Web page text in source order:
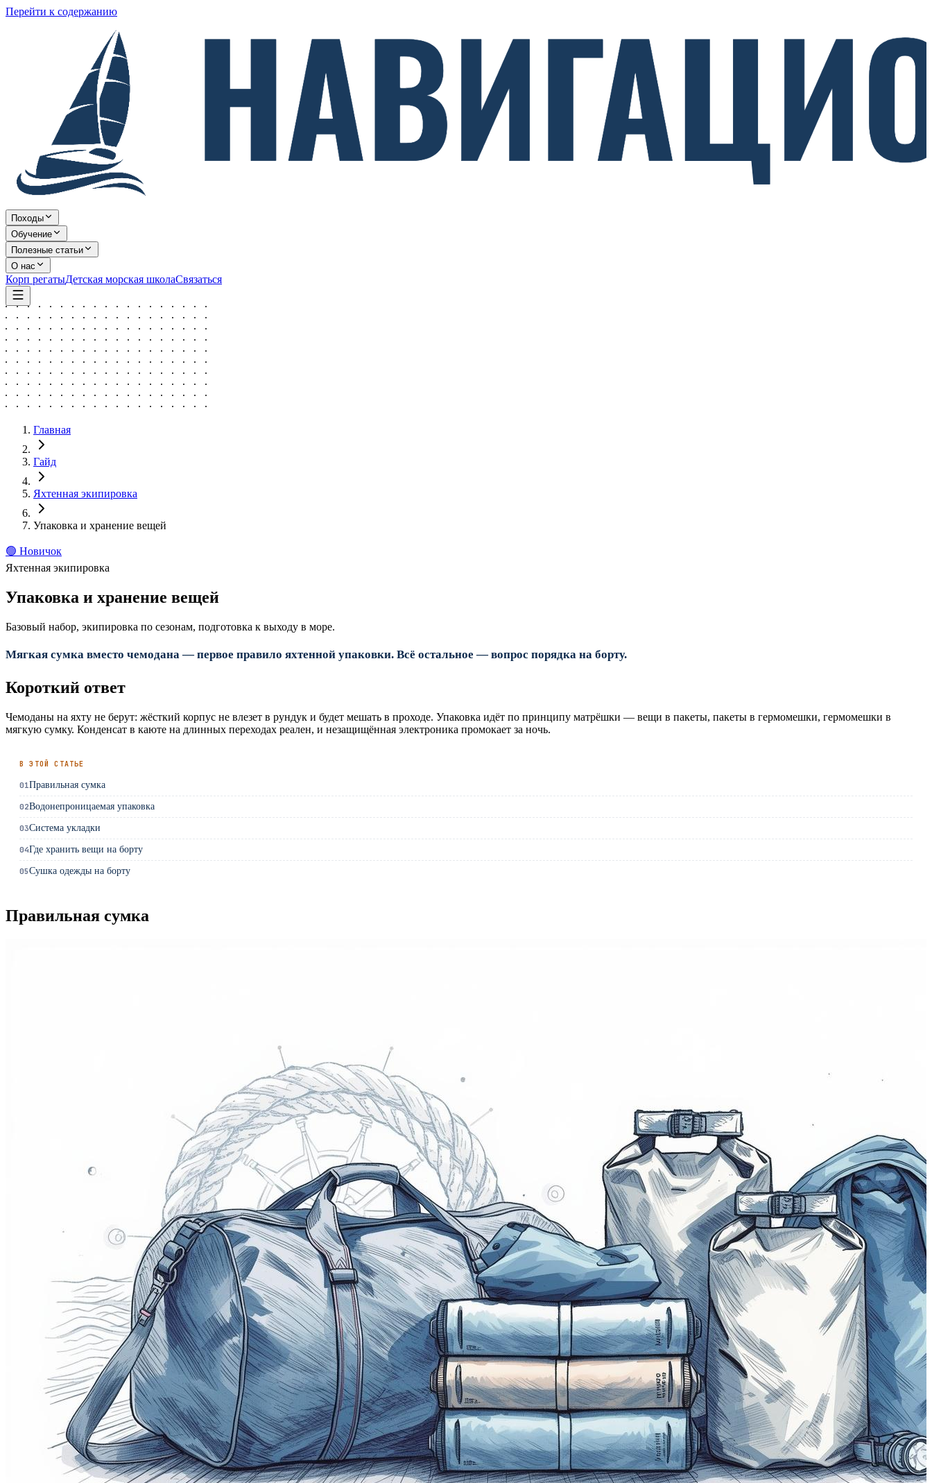
Перейти к содержанию
Походы
Обучение
Полезные статьи
О нас
Корп регатыДетская морская школаСвязаться
Главная
Гайд
Яхтенная экипировка
Упаковка и хранение вещей
🟢 Новичок
Яхтенная экипировка
Упаковка и хранение вещей
Базовый набор, экипировка по сезонам, подготовка к выходу в море.
Мягкая сумка вместо чемодана — первое правило яхтенной упаковки. Всё остальное — вопрос порядка на борту.
Короткий ответ
Чемоданы на яхту не берут: жёсткий корпус не влезет в рундук и будет мешать в проходе. Упаковка идёт по принципу матрёшки — вещи в пакеты, пакеты в гермомешки, гермомешки в
мягкую сумку. Конденсат в каюте на длинных переходах реален, и незащищённая электроника промокает за ночь.
В ЭТОЙ СТАТЬЕ
01Правильная сумка
02Водонепроницаемая упаковка
03Система укладки
04Где хранить вещи на борту
05Сушка одежды на борту
Правильная сумка